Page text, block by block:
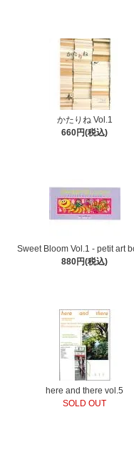
かたりね Vol.1
660円(税込)
Sweet Bloom Vol.1 - petit art
880円(税込)
here and there vol.5
SOLD OUT